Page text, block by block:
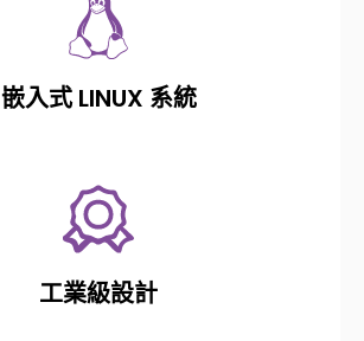
嵌入式 LINUX 系統
工業級設計